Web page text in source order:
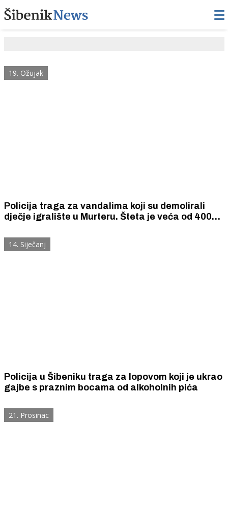
19. Ožujak
Policija traga za vandalima koji su demolirali
dječje igralište u Murteru. Šteta je veća od 4000
14. Siječanj
Policija u Šibeniku traga za lopovom koji je ukrao
gajbe s praznim bocama od alkoholnih pića
21. Prosinac